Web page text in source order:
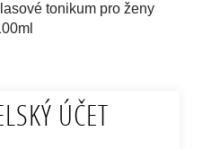
tonikum pro ženy
ÚČET